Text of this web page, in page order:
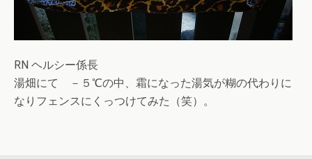
RN ヘルシー係長
湯畑にて －５℃の中、霜になった湯気が糊の代わりに
なりフェンスにくっつけてみた（笑）。